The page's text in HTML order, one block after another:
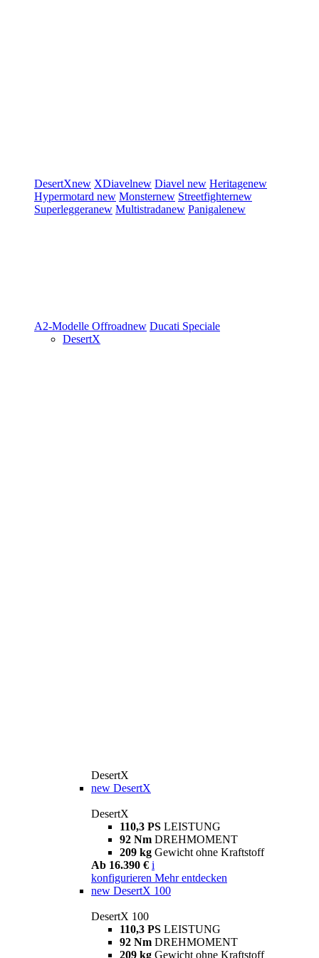
DesertXnew XDiavelnew Diavel new Heritagenew
Hypermotard new Monsternew Streetfighternew
Superleggeranew Multistradanew Panigalenew
A2-Modelle Offroadnew Ducati Speciale
DesertX
DesertX
new DesertX
DesertX
110,3 PS LEISTUNG
92 Nm DREHMOMENT
209 kg Gewicht ohne Kraftstoff
Ab 16.390 € i
konfigurieren Mehr entdecken
new DesertX 100
DesertX 100
110,3 PS LEISTUNG
92 Nm DREHMOMENT
209 kg Gewicht ohne Kraftstoff